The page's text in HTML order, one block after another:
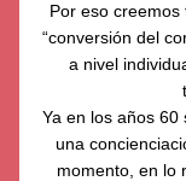
Por eso
“conversión del
a nivel
Ya en los años
una
momento, en lo